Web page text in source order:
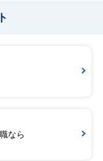
なら